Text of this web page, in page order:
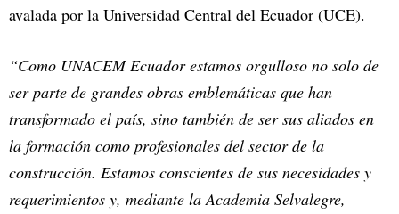
avalada por la Universidad Central del Ecuador (UCE).
“Como UNACEM Ecuador estamos orgulloso no solo de
ser parte de grandes obras emblemáticas que han
transformado el país, sino también de ser sus aliados en
la formación como profesionales del sector de la
construcción. Estamos conscientes de sus necesidades y
requerimientos y, mediante la Academia Selvalegre,